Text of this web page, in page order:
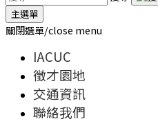
主選單
關閉選單/close menu
IACUC
徵才園地
交通資訊
聯絡我們